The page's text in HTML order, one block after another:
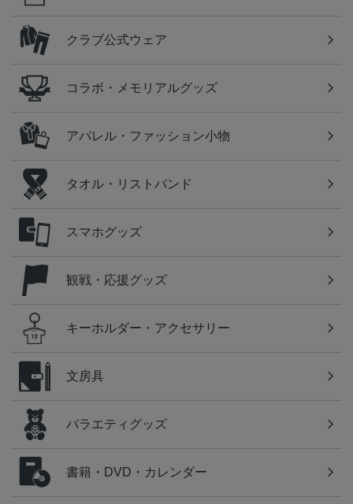
クラブ公式ウェア
コラボ・メモリアルグッズ
アパレル・ファッション小物
タオル・リストバンド
スマホグッズ
観戦・応援グッズ
キーホルダー・アクセサリー
文房具
バラエティグッズ
書籍・DVD・カレンダー